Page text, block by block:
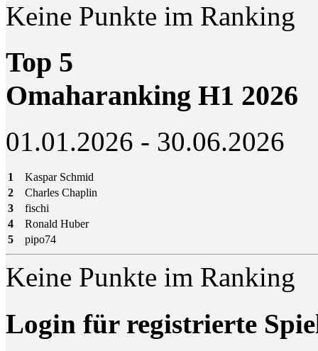
Keine Punkte im Ranking
Top 5
Omaharanking H1 2026
01.01.2026 - 30.06.2026
1
Kaspar Schmid
2
Charles Chaplin
3
fischi
4
Ronald Huber
5
pipo74
Keine Punkte im Ranking
Login für registrierte